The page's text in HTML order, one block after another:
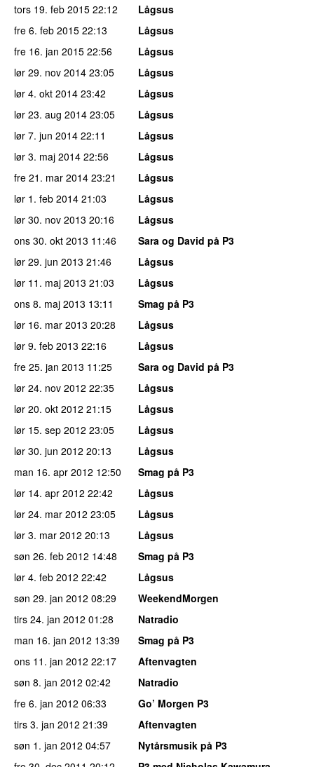
tors 19. feb 2015 22:12
Lågsus
fre 6. feb 2015 22:13
Lågsus
fre 16. jan 2015 22:56
Lågsus
lør 29. nov 2014 23:05
Lågsus
lør 4. okt 2014 23:42
Lågsus
lør 23. aug 2014 23:05
Lågsus
lør 7. jun 2014 22:11
Lågsus
lør 3. maj 2014 22:56
Lågsus
fre 21. mar 2014 23:21
Lågsus
lør 1. feb 2014 21:03
Lågsus
lør 30. nov 2013 20:16
Lågsus
ons 30. okt 2013 11:46
Sara og David på P3
lør 29. jun 2013 21:46
Lågsus
lør 11. maj 2013 21:03
Lågsus
ons 8. maj 2013 13:11
Smag på P3
lør 16. mar 2013 20:28
Lågsus
lør 9. feb 2013 22:16
Lågsus
fre 25. jan 2013 11:25
Sara og David på P3
lør 24. nov 2012 22:35
Lågsus
lør 20. okt 2012 21:15
Lågsus
lør 15. sep 2012 23:05
Lågsus
lør 30. jun 2012 20:13
Lågsus
man 16. apr 2012 12:50
Smag på P3
lør 14. apr 2012 22:42
Lågsus
lør 24. mar 2012 23:05
Lågsus
lør 3. mar 2012 20:13
Lågsus
søn 26. feb 2012 14:48
Smag på P3
lør 4. feb 2012 22:42
Lågsus
søn 29. jan 2012 08:29
WeekendMorgen
tirs 24. jan 2012 01:28
Natradio
man 16. jan 2012 13:39
Smag på P3
ons 11. jan 2012 22:17
Aftenvagten
søn 8. jan 2012 02:42
Natradio
fre 6. jan 2012 06:33
Go’ Morgen P3
tirs 3. jan 2012 21:39
Aftenvagten
søn 1. jan 2012 04:57
Nytårsmusik på P3